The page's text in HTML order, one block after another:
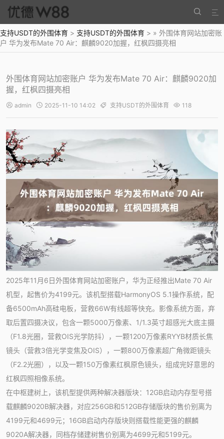


支持USDT的外围体育 > 支持USDT的外围体育 > » 外围体育网站加密账
户 华为发布Mate 70 Air：麒麟9020加握，红枫四摄亮相
外围体育网站加密账户 华为发布Mate 70 Air：麒麟9020加
握，红枫四摄亮相
 admin  2025-11-10 14:02  支持USDT的外围体育  118
2025年11月6日外围体育网站加密账户，华为正经推出Mate 70 Air
机型，起售价为4199元。该机型搭载HarmonyOS 5.1操作系统，配
备6500mAh高硅电板，营救66W有线超等快充。影像系统方面，弃
取后置四摄决议，包含一颗5000万像素、1/1.3英寸超感光大底主摄
（F1.8光圈，营救OIS光学防抖），一颗1200万像素RYYB材质长焦
镜头（营救3倍光学变焦及OIS），一颗800万像素超广角微距镜头
（F2.2光圈），以及一颗150万像素红枫原色镜头，组成完好意思的
红枫四照相像系统。
在中枢建树上，该机型提供两种解决器版块：12GB启动内存型号搭
载麒麟9020B解决器，对应256GB和512GB存储版块的售价别离为
4199元和4699元；16GB启动内存版块则搭载性能更强的麒麟
9020A解决器，同档存储建树售价别离为4699元和5199元。